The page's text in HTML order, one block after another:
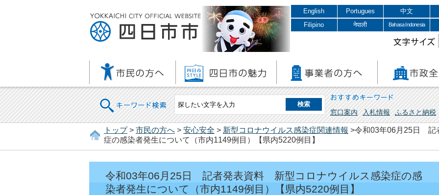
English Portugues 中文
Filipino
नेपाली Bahasa Indonesia
文字サイズ
キーワード検索 おすすめキーワード
窓口案内 入札情報 ふるさと納税
トップ> 市民の方へ > 安心安全 > 新型コロナウイルス感染症関連情報 >令和03年06月25日 記
症の感染者発生について（市内1149例目）【県内5220例目】
令和03年06月25日 記者発表資料 新型コロナウイルス感染症の感
染者発生について（市内1149例目）【県内5220例目】